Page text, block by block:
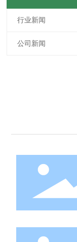
行业新闻
公司新闻